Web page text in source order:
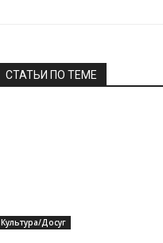
СТАТЬИ ПО ТЕМЕ
Культура/Досуг